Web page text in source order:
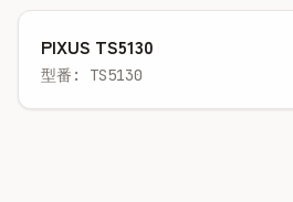
PIXUS TS5130
型番: TS5130